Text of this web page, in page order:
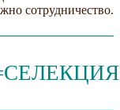
сотрудничество.